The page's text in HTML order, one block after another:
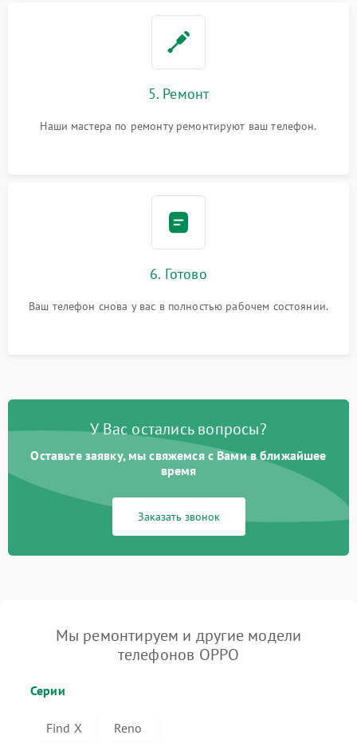
5. Ремонт
Наши мастера по ремонту ремонтируют ваш телефон.
6. Готово
Ваш телефон снова у вас в полностью рабочем состоянии.
У Вас остались вопросы?
Оставьте заявку, мы свяжемся с Вами в ближайшее
время
Заказать звонок
Мы ремонтируем и другие модели
телефонов OPPO
Серии
Find X Reno